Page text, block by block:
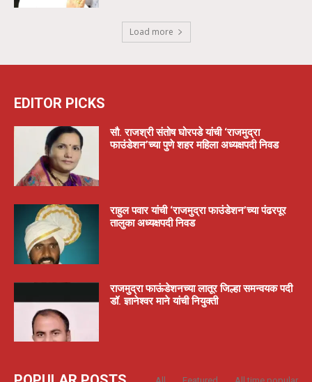
Load more
EDITOR PICKS
सौ. राजश्री संतोष घोरपडे यांची ‘राजमुद्रा
फाउंडेशन’च्या पुणे शहर महिला अध्यक्षपदी निवड
राहुल पवार यांची ‘राजमुद्रा फाउंडेशन’च्या पंढरपूर
तालुका अध्यक्षपदी निवड
राजमुद्रा फाऊंडेशनच्या लातूर जिल्हा समन्वयक पदी
डॉ. ज्ञानेश्वर माने यांची नियुक्ती